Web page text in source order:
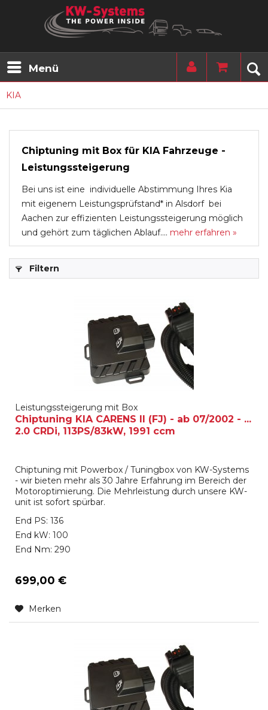
Menü
KIA
Chiptuning mit Box für KIA Fahrzeuge -
Leistungssteigerung
Bei uns ist eine individuelle Abstimmung Ihres Kia
mit eigenem Leistungsprüfstand* in Alsdorf bei
Aachen zur effizienten Leistungssteigerung möglich
und gehört zum täglichen Ablauf.... mehr erfahren »
Filtern
Leistungssteigerung mit Box
Chiptuning KIA CARENS II (FJ) - ab 07/2002 - ...
2.0 CRDi, 113PS/83kW, 1991 ccm
Chiptuning mit Powerbox / Tuningbox von KW-Systems
- wir bieten mehr als 30 Jahre Erfahrung im Bereich der
Motoroptimierung. Die Mehrleistung durch unsere KW-
unit ist sofort spürbar.
End PS: 136
End kW: 100
End Nm: 290
699,00 €
Merken